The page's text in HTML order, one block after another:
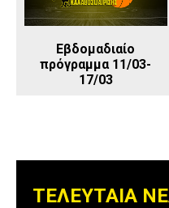
Εβδομαδιαίο
πρόγραμμα 11/03-
17/03
ΤΕΛΕΥΤΑΙΑ